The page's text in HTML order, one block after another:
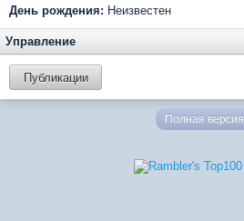
День рождения: Неизвестен
Управление
Публикации
Полная версия